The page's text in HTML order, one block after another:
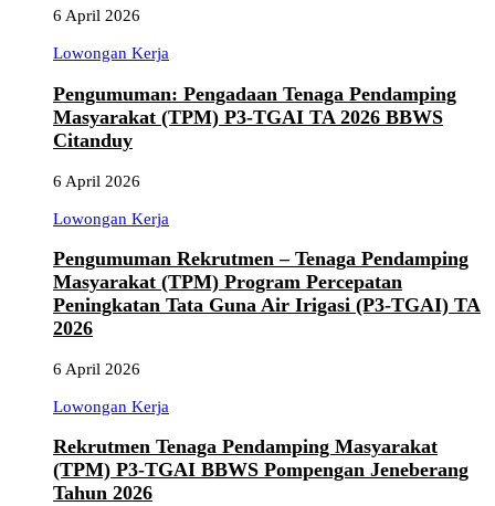
6 April 2026
Lowongan Kerja
Pengumuman: Pengadaan Tenaga Pendamping
Masyarakat (TPM) P3-TGAI TA 2026 BBWS
Citanduy
6 April 2026
Lowongan Kerja
Pengumuman Rekrutmen – Tenaga Pendamping
Masyarakat (TPM) Program Percepatan
Peningkatan Tata Guna Air Irigasi (P3-TGAI) TA
2026
6 April 2026
Lowongan Kerja
Rekrutmen Tenaga Pendamping Masyarakat
(TPM) P3-TGAI BBWS Pompengan Jeneberang
Tahun 2026